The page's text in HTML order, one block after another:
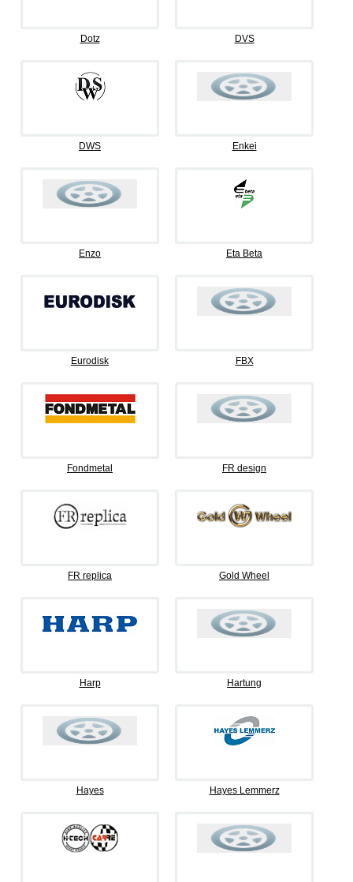
Dotz DVS
DWS Enkei
Enzo Eta Beta
Eurodisk FBX
Fondmetal FR design
FR replica Gold Wheel
Harp Hartung
Hayes Hayes Lemmerz